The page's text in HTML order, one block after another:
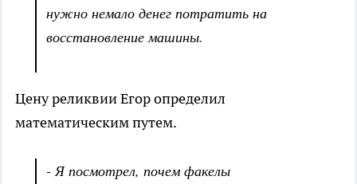
нужно немало денег потратить на
восстановление машины.
Цену реликвии Егор определил
математическим путем.
- Я посмотрел, почем факелы